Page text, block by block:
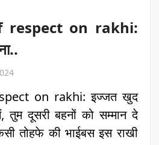
respect on rakhi:
on rakhi: इज्जत खुद
तुम दूसरी बहनों को सम्मान दे
तोहफे की भाईबस इस राखी